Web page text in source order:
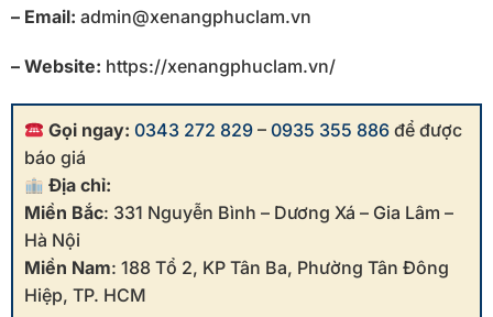
– Email: admin@xenangphuclam.vn
– Website: https://xenangphuclam.vn/
Gọi ngay: 0343 272 829 –0935 355 886 để được
báo giá
Địa chỉ:
Miền Bắc: 331 Nguyễn Bình – Dương Xá – Gia Lâm –
Hà Nội
Miền Nam: 188 Tổ 2, KP Tân Ba, Phường Tân Đông
Hiệp, TP. HCM